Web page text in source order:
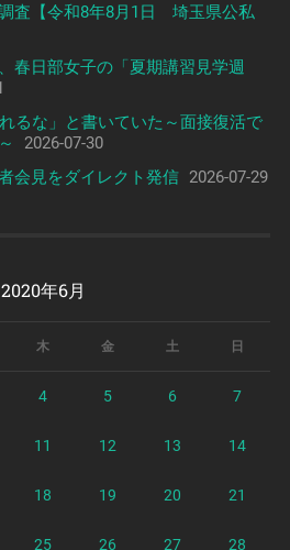
査【令和8年8月1日 埼玉県公私
春日部女子の「夏期講習見学週
るな」と書いていた～面接復活で
2026-07-30
会見をダイレクト発信 2026-07-29
2020年6月
木 金 土 日
4 5 6 7
11 12 13 14
18 19 20 21
25 26 27 28